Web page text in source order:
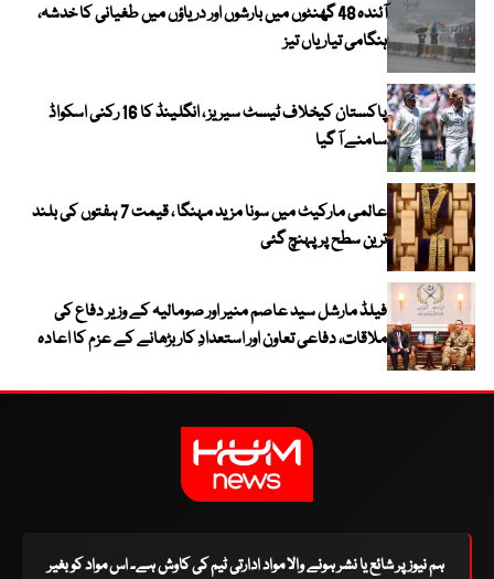
آئندہ 48 گھنٹوں میں بارشوں اور دریاؤں میں طغیانی کا خدشہ،
ہنگامی تیاریاں تیز
پاکستان کیخلاف ٹیسٹ سیریز ، انگلینڈ کا 16 رکنی اسکواڈ
سامنے آ گیا
عالمی مارکیٹ میں سونا مزید مہنگا ، قیمت 7 ہفتوں کی بلند
ترین سطح پر پہنچ گئی
فیلڈ مارشل سید عاصم منیر اور صومالیہ کے وزیر دفاع کی
ملاقات، دفاعی تعاون اور استعدادِ کار بڑھانے کے عزم کا اعادہ
ہم نیوز پر شائع یا نشر ہونے والا مواد ادارتی ٹیم کی کاوش ہے۔ اس مواد کو بغیر